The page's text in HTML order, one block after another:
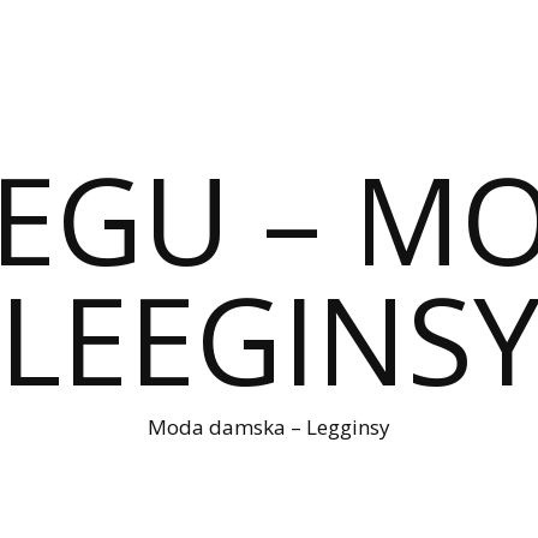
–
Moda damska – Legginsy